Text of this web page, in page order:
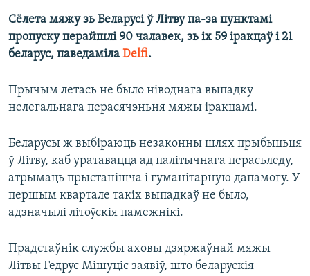
Сёлета мяжу зь Беларусі ў Літву па-за пунктамі
пропуску перайшлі 90 чалавек, зь іх 59 іракцаў і 21
беларус, паведаміла Delfi.
Прычым летась не было ніводнага выпадку
нелегальнага перасячэньня мяжы іракцамі.
Беларусы ж выбіраюць незаконны шлях прыбыцьця
ў Літву, каб уратавацца ад палітычнага перасьледу,
атрымаць прыстанішча і гуманітарную дапамогу. У
першым квартале такіх выпадкаў не было,
адзначылі літоўскія памежнікі.
Прадстаўнік службы аховы дзяржаўнай мяжы
Літвы Гедрус Мішуціс заявіў, што беларускія